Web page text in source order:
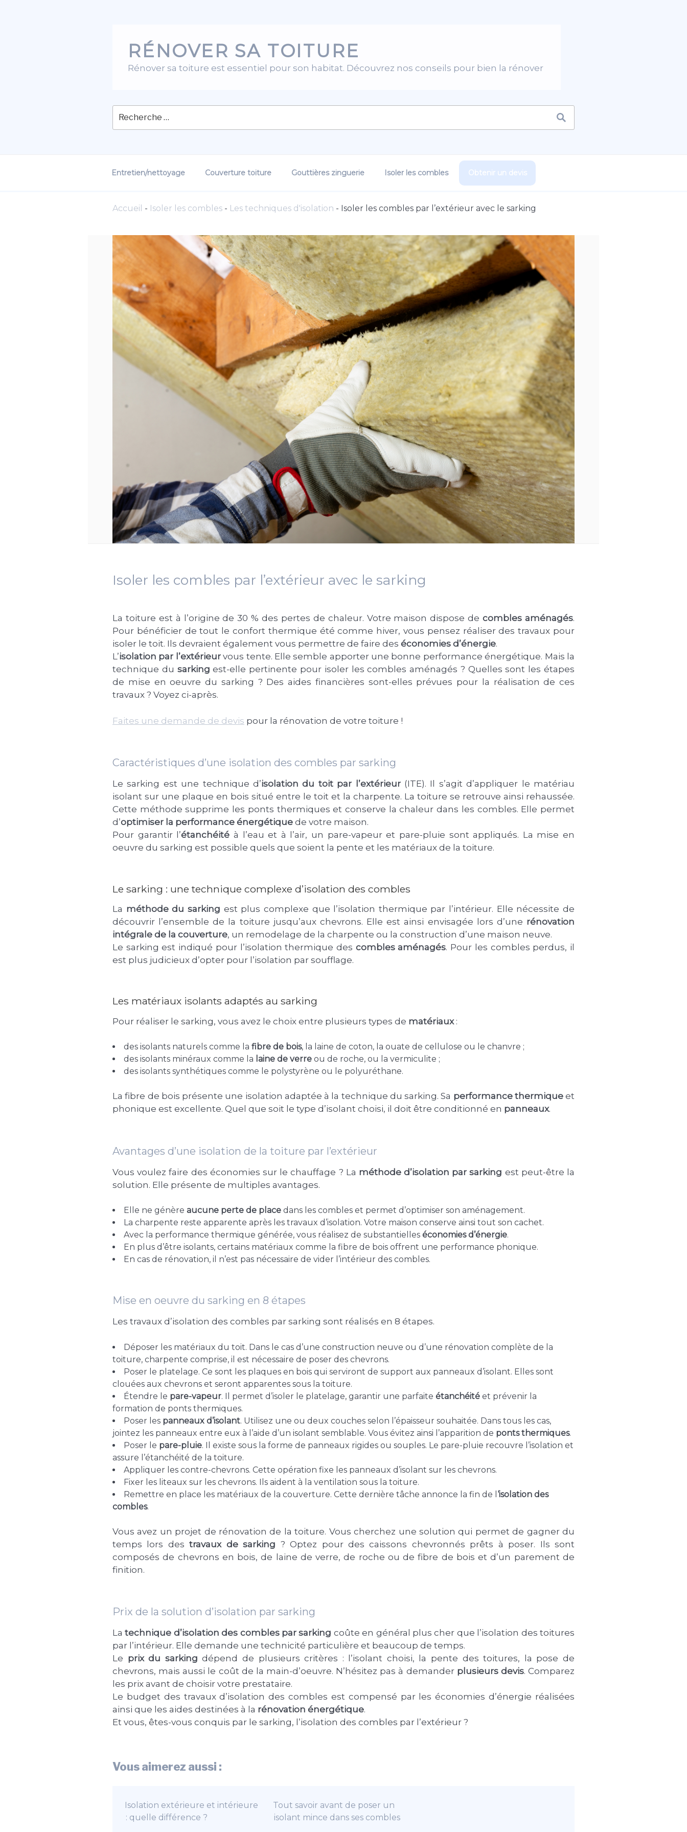
RÉNOVER SA TOITURE
Rénover sa toiture est essentiel pour son habitat. Découvrez nos conseils pour bien la rénover
Entretien/nettoyage Couverture toiture Gouttières zinguerie Isoler les combles Obtenir un devis
Accueil - Isoler les combles - Les techniques d'isolation - Isoler les combles par l’extérieur avec le sarking
Isoler les combles par l’extérieur avec le sarking
La toiture est à l’origine de 30 % des pertes de chaleur. Votre maison dispose decombles aménagés.
Pour bénéficier de tout le confort thermique été comme hiver, vous pensez réaliser des travaux pour
isoler le toit. Ils devraient également vous permettre de faire des économies d’énergie.
L’isolation par l’extérieurvous tente. Elle semble apporter une bonne performance énergétique. Mais la
technique du sarking est-elle pertinente pour isoler les combles aménagés ? Quelles sont les étapes
de mise en oeuvre du sarking ? Des aides financières sont-elles prévues pour la réalisation de ces
travaux ? Voyez ci-après.
Faites une demande de devis pour la rénovation de votre toiture !
Caractéristiques d’une isolation des combles par sarking
Le sarking est une technique d’isolation du toit par l’extérieur(ITE). Il s’agit d’appliquer le matériau
isolant sur une plaque en bois situé entre le toit et la charpente. La toiture se retrouve ainsi rehaussée.
Cette méthode supprime les ponts thermiques et conserve la chaleur dans les combles. Elle permet
d’optimiser la performance énergétique de votre maison.
Pour garantir l’étanchéité à l’eau et à l’air, un pare-vapeur et pare-pluie sont appliqués. La mise en
oeuvre du sarking est possible quels que soient la pente et les matériaux de la toiture.
Le sarking : une technique complexe d’isolation des combles
La méthode du sarking est plus complexe que l’isolation thermique par l’intérieur. Elle nécessite de
découvrir l’ensemble de la toiture jusqu’aux chevrons. Elle est ainsi envisagée lors d’une rénovation
intégrale de la couverture, un remodelage de la charpente ou la construction d’une maison neuve.
Le sarking est indiqué pour l’isolation thermique des combles aménagés. Pour les combles perdus, il
est plus judicieux d’opter pour l’isolation par soufflage.
Les matériaux isolants adaptés au sarking
Pour réaliser le sarking, vous avez le choix entre plusieurs types de matériaux:
des isolants naturels comme la fibre de bois, la laine de coton, la ouate de cellulose ou le chanvre ;
des isolants minéraux comme la laine de verre ou de roche, ou la vermiculite ;
des isolants synthétiques comme le polystyrène ou le polyuréthane.
La fibre de bois présente une isolation adaptée à la technique du sarking. Sa performance thermiqueet
phonique est excellente. Quel que soit le type d’isolant choisi, il doit être conditionné en panneaux.
Avantages d’une isolation de la toiture par l’extérieur
Vous voulez faire des économies sur le chauffage ? La méthode d’isolation par sarking est peut-être la
solution. Elle présente de multiples avantages.
Elle ne génère aucune perte de place dans les combles et permet d’optimiser son aménagement.
La charpente reste apparente après les travaux d’isolation. Votre maison conserve ainsi tout son cachet.
Avec la performance thermique générée, vous réalisez de substantielles économies d’énergie.
En plus d’être isolants, certains matériaux comme la fibre de bois offrent une performance phonique.
En cas de rénovation, il n’est pas nécessaire de vider l’intérieur des combles.
Mise en oeuvre du sarking en 8 étapes
Les travaux d’isolation des combles par sarking sont réalisés en 8 étapes.
Déposer les matériaux du toit. Dans le cas d’une construction neuve ou d’une rénovation complète de la
toiture, charpente comprise, il est nécessaire de poser des chevrons.
Poser le platelage. Ce sont les plaques en bois qui serviront de support aux panneaux d’isolant. Elles sont
clouées aux chevrons et seront apparentes sous la toiture.
Étendre le pare-vapeur. Il permet d’isoler le platelage, garantir une parfaite étanchéité et prévenir la
formation de ponts thermiques.
Poser les panneaux d’isolant. Utilisez une ou deux couches selon l’épaisseur souhaitée. Dans tous les cas,
jointez les panneaux entre eux à l’aide d’un isolant semblable. Vous évitez ainsi l’apparition de ponts thermiques.
Poser le pare-pluie. Il existe sous la forme de panneaux rigides ou souples. Le pare-pluie recouvre l’isolation et
assure l’étanchéité de la toiture.
Appliquer les contre-chevrons. Cette opération fixe les panneaux d’isolant sur les chevrons.
Fixer les liteaux sur les chevrons. Ils aident à la ventilation sous la toiture.
Remettre en place les matériaux de la couverture. Cette dernière tâche annonce la fin de l ‘isolation des
combles.
Vous avez un projet de rénovation de la toiture. Vous cherchez une solution qui permet de gagner du
temps lors des travaux de sarking ? Optez pour des caissons chevronnés prêts à poser. Ils sont
composés de chevrons en bois, de laine de verre, de roche ou de fibre de bois et d’un parement de
finition.
Prix de la solution d’isolation par sarking
Latechnique d’isolation des combles par sarking coûte en général plus cher que l’isolation des toitures
par l’intérieur. Elle demande une technicité particulière et beaucoup de temps.
Le prix du sarking dépend de plusieurs critères : l’isolant choisi, la pente des toitures, la pose de
chevrons, mais aussi le coût de la main-d’oeuvre. N’hésitez pas à demanderplusieurs devis. Comparez
les prix avant de choisir votre prestataire.
Le budget des travaux d’isolation des combles est compensé par les économies d’énergie réalisées
ainsi que les aides destinées à la rénovation énergétique.
Et vous, êtes-vous conquis par le sarking, l’isolation des combles par l’extérieur ?
Vous aimerez aussi :
Isolation extérieure et intérieure
: quelle différence ?
Tout savoir avant de poser un
isolant mince dans ses combles